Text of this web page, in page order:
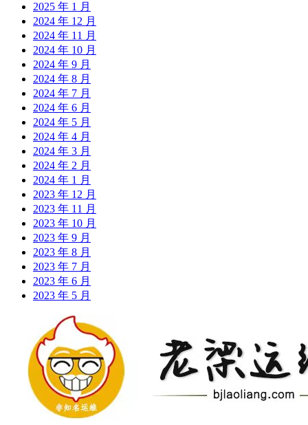
2025 年 1 月
2024 年 12 月
2024 年 11 月
2024 年 10 月
2024 年 9 月
2024 年 8 月
2024 年 7 月
2024 年 6 月
2024 年 5 月
2024 年 4 月
2024 年 3 月
2024 年 2 月
2024 年 1 月
2023 年 12 月
2023 年 11 月
2023 年 10 月
2023 年 9 月
2023 年 8 月
2023 年 7 月
2023 年 6 月
2023 年 5 月